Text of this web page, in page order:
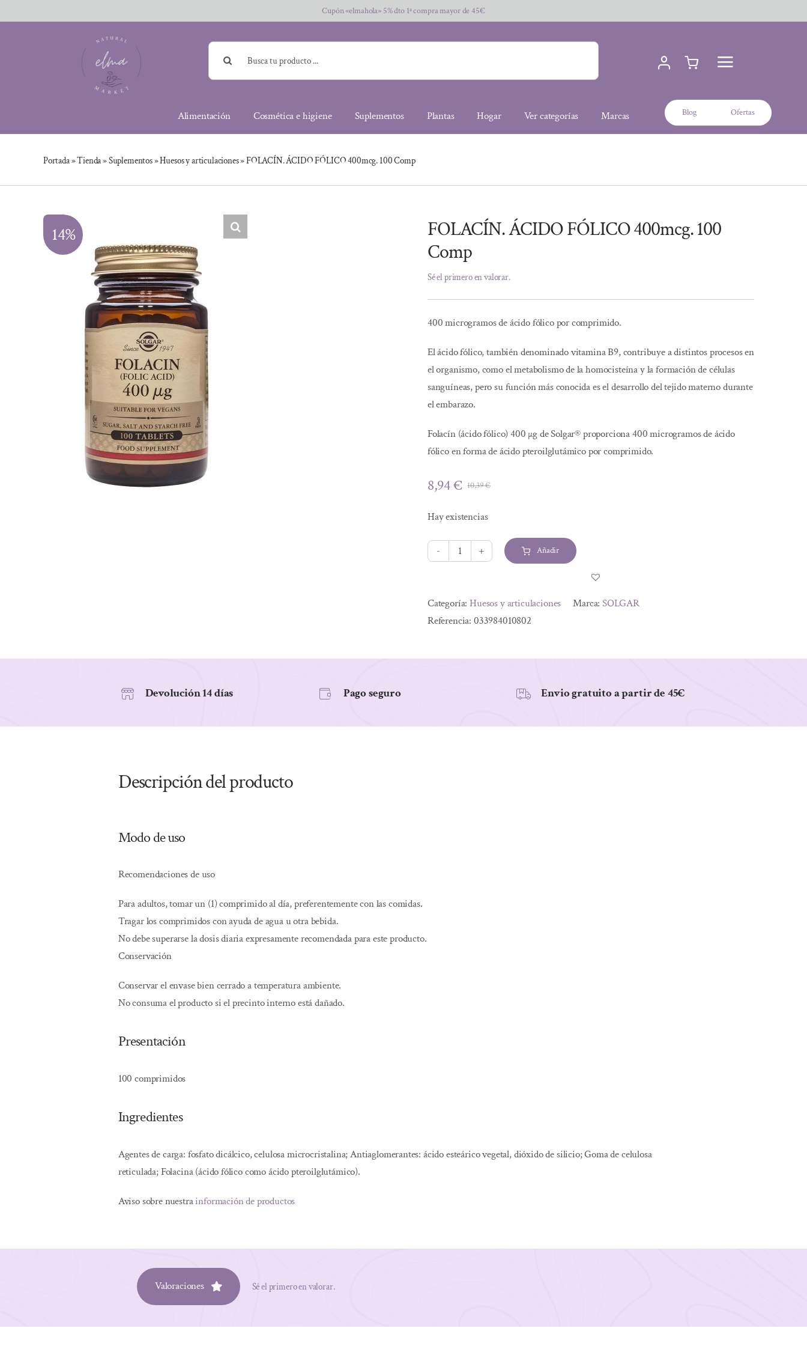
al
Cupón «elmahola» 5% dto 1ª compra mayor de 45€
Buscar:
Alimentación Cosmética e higiene Suplementos Plantas Hogar Ver categorías Marcas Blog Ofertas
Portada»Tienda»Suplementos»Huesos y articulaciones»FOLACÍN. ÁCIDO FÓLICO 400mcg. 100 Comp
14%
FOLACÍN. ÁCIDO FÓLICO 400mcg. 100
Comp
Sé el primero en valorar.
400 microgramos de ácido fólico por comprimido.
El ácido fólico, también denominado vitamina B9, contribuye a distintos procesos en
el organismo, como el metabolismo de la homocisteína y la formación de células
sanguíneas, pero su función más conocida es el desarrollo del tejido materno durante
el embarazo.
Folacín (ácido fólico) 400 µg de Solgar® proporciona 400 microgramos de ácido
fólico en forma de ácido pteroilglutámico por comprimido.
10,39€El
era:
10,39 €.
8,94€
El
es:
8,94 €.
Hay existencias
FOLACÍN.
400mcg.
100
cantidad
Añadir
Categoría:Huesos y articulaciones Marca: SOLGAR
Referencia: 033984010802
Devolución 14 días Pago seguro Envio gratuito a partir de 45€
Descripción del producto
Modo de uso
Recomendaciones de uso
Para adultos, tomar un (1) comprimido al día, preferentemente con las comidas.
Tragar los comprimidos con ayuda de agua u otra bebida.
No debe superarse la dosis diaria expresamente recomendada para este producto.
Conservación
Conservar el envase bien cerrado a temperatura ambiente.
No consuma el producto si el precinto interno está dañado.
Presentación
100 comprimidos
Ingredientes
Agentes de carga: fosfato dicálcico, celulosa microcristalina; Antiaglomerantes: ácido esteárico vegetal, dióxido de silicio; Goma de celulosa
reticulada; Folacina (ácido fólico como ácido pteroilglutámico).
Aviso sobre nuestrainformación de productos
Valoraciones Sé el primero en valorar.